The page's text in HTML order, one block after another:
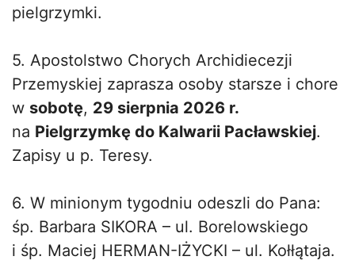
pielgrzymki.
5. Apostolstwo Chorych Archidiecezji
Przemyskiej zaprasza osoby starsze i chore
w sobotę, 29 sierpnia 2026 r.
na Pielgrzymkę do Kalwarii Pacławskiej.
Zapisy u p. Teresy.
6. W minionym tygodniu odeszli do Pana:
śp. Barbara SIKORA – ul. Borelowskiego
i śp. Maciej HERMAN-IŻYCKI – ul. Kołłątaja.